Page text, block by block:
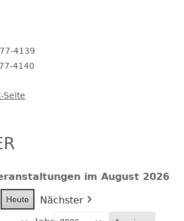
4139
4140
Seite
im August 2026
Heute
Nächster